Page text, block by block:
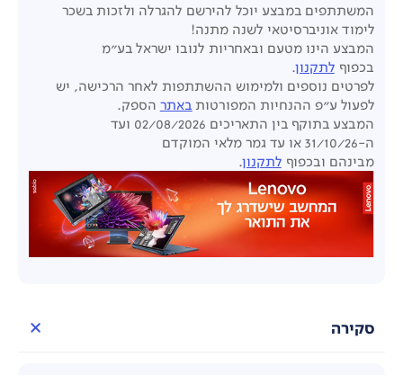
המשתתפים במבצע יוכל להירשם להגרלה ולזכות בשכר
לימוד אוניברסיטאי לשנה מתנה!
המבצע הינו מטעם ובאחריות לנובו ישראל בע"מ
בכפוף לתקנון.
לפרטים נוספים ולמימוש ההשתתפות לאחר הרכישה, יש
לפעול ע"פ ההנחיות המפורטות באתר הספק.
המבצע בתוקף בין התאריכים 02/08/2026 ועד
ה-31/10/26
או עד גמר מלאי המוקדם
מבינהם ובכפוף לתקנון.
סקירה